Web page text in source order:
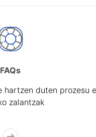
FAQs
duten prozesu
zalantzak